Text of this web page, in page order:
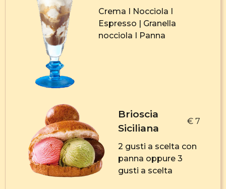
Crema I Nocciola I
Espresso | Granella
nocciola I Panna
Brioscia
Siciliana
€ 7
2 gusti a scelta con
panna oppure 3
gusti a scelta